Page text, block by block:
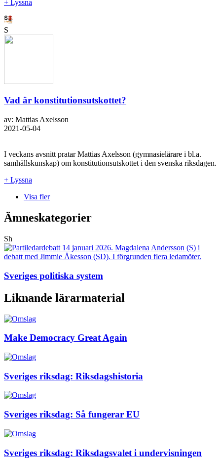
+ Lyssna
S
Vad är konstitutionsutskottet?
av: Mattias Axelsson
2021-05-04
I veckans avsnitt pratar Mattias Axelsson (gymnasielärare i bl.a.
samhällskunskap) om konstitutionsutskottet i den svenska riksdagen.
+ Lyssna
Visa fler
Ämneskategorier
Sh
Sveriges politiska system
Liknande lärarmaterial
Make Democracy Great Again
Sveriges riksdag: Riksdagshistoria
Sveriges riksdag: Så fungerar EU
Sveriges riksdag: Riksdagsvalet i undervisningen